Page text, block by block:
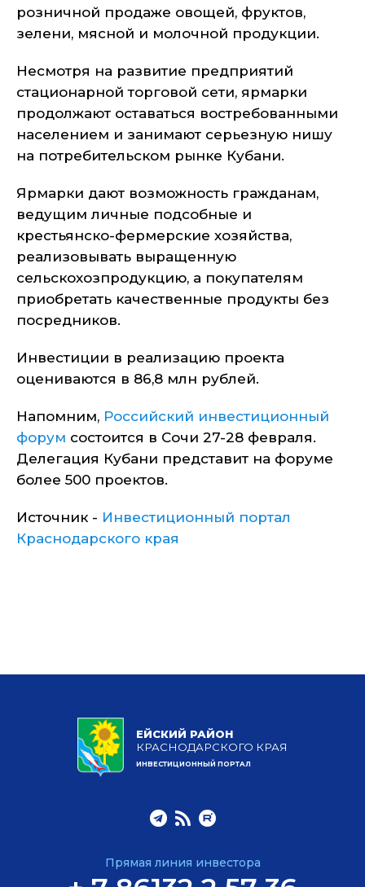
розничной продаже овощей, фруктов,
зелени, мясной и молочной продукции.
Несмотря на развитие предприятий
стационарной торговой сети, ярмарки
продолжают оставаться востребованными
населением и занимают серьезную нишу
на потребительском рынке Кубани.
Ярмарки дают возможность гражданам,
ведущим личные подсобные и
крестьянско-фермерские хозяйства,
реализовывать выращенную
сельскохозпродукцию, а покупателям
приобретать качественные продукты без
посредников.
Инвестиции в реализацию проекта
оцениваются в 86,8 млн рублей.
Напомним, Российский инвестиционный
форум состоится в Сочи 27-28 февраля.
Делегация Кубани представит на форуме
более 500 проектов.
Источник - Инвестиционный портал
Краснодарского края
ЕЙСКИЙ РАЙОН
КРАСНОДАРСКОГО КРАЯ
ИНВЕСТИЦИОННЫЙ ПОРТАЛ
Прямая линия инвестора